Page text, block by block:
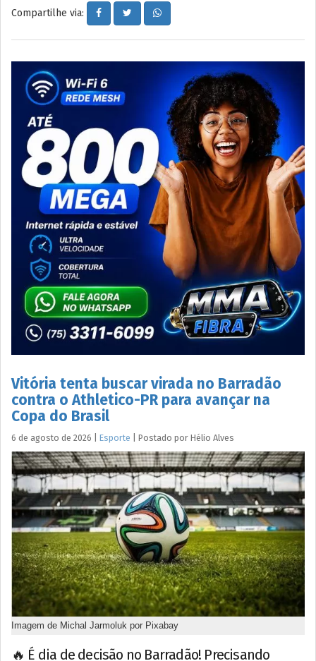
Compartilhe via:
Vitória tenta buscar virada no Barradão
contra o Athletico-PR para avançar na
Copa do Brasil
6 de agosto de 2026 Esporte Postado por Hélio Alves
Imagem de Michal Jarmoluk por Pixabay
🔥 É dia de decisão no Barradão! Precisando